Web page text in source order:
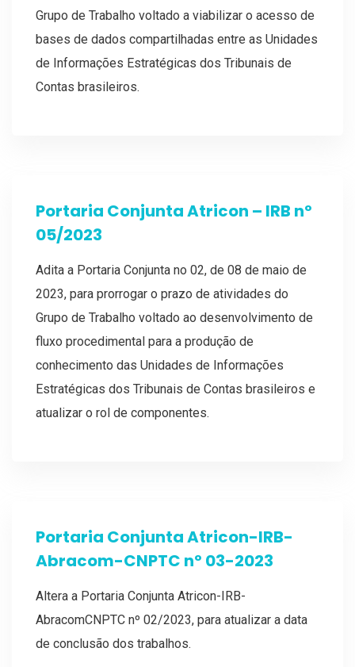
Grupo de Trabalho voltado a viabilizar o acesso de
bases de dados compartilhadas entre as Unidades
de Informações Estratégicas dos Tribunais de
Contas brasileiros.
Portaria Conjunta Atricon – IRB nº
05/2023
Adita a Portaria Conjunta no 02, de 08 de maio de
2023, para prorrogar o prazo de atividades do
Grupo de Trabalho voltado ao desenvolvimento de
fluxo procedimental para a produção de
conhecimento das Unidades de Informações
Estratégicas dos Tribunais de Contas brasileiros e
atualizar o rol de componentes.
Portaria Conjunta Atricon-IRB-
Abracom-CNPTC nº 03-2023
Altera a Portaria Conjunta Atricon-IRB-
AbracomCNPTC nº 02/2023, para atualizar a data
de conclusão dos trabalhos.